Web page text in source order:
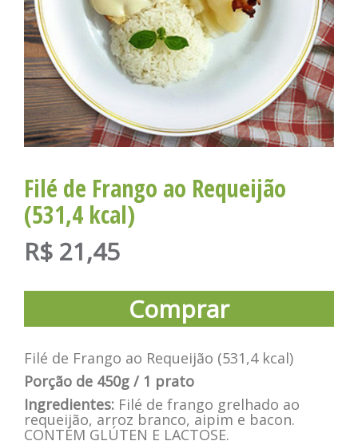
Filé de Frango ao Requeijão
(531,4 kcal)
R$ 21,45
Comprar
Filé de Frango ao Requeijão (531,4 kcal)
Porção de 450g / 1 prato
Ingredientes: Filé de frango grelhado ao
requeijão, arroz branco, aipim e bacon.
CONTÉM GLÚTEN E LACTOSE.